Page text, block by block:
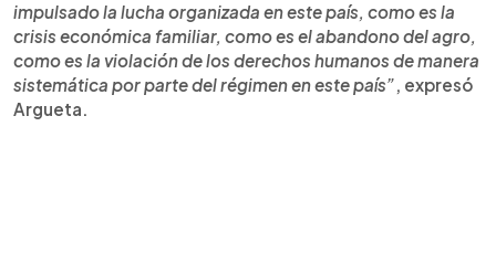
impulsado la lucha organizada en este país, como es la
crisis económica familiar, como es el abandono del agro,
como es la violación de los derechos humanos de manera
sistemática por parte del régimen en este país”, expresó
Argueta.